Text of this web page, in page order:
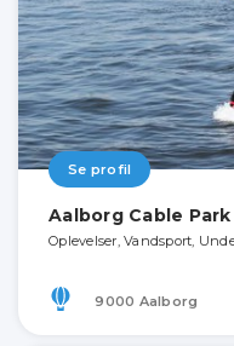
Se profil
Aalborg Cable Park
Oplevelser, Vandsport,
9000 Aalborg